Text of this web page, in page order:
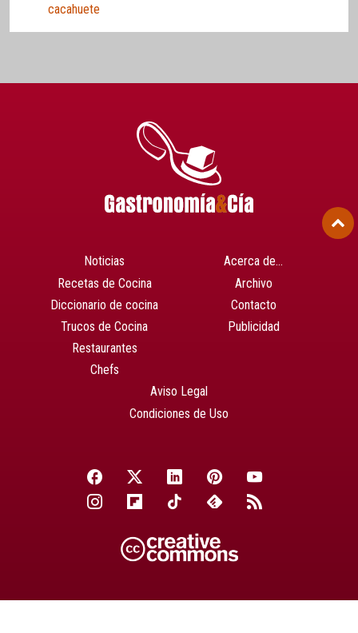
cacahuete
Noticias
Recetas de Cocina
Diccionario de cocina
Trucos de Cocina
Restaurantes
Chefs
Acerca de…
Archivo
Contacto
Publicidad
Aviso Legal
Condiciones de Uso